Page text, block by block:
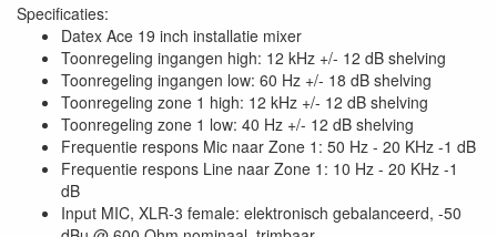
Specificaties:
Datex Ace 19 inch installatie mixer
Toonregeling ingangen high: 12 kHz +/- 12 dB shelving
Toonregeling ingangen low: 60 Hz +/- 18 dB shelving
Toonregeling zone 1 high: 12 kHz +/- 12 dB shelving
Toonregeling zone 1 low: 40 Hz +/- 12 dB shelving
Frequentie respons Mic naar Zone 1: 50 Hz - 20 KHz -1 dB
Frequentie respons Line naar Zone 1: 10 Hz - 20 KHz -1
dB
Input MIC, XLR-3 female: elektronisch gebalanceerd, -50